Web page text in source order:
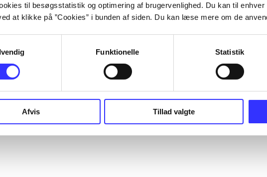
til besøgsstatistik og optimering af brugervenlighed. Du kan til
at klikke på ”Cookies” i bunden af siden. Du kan læse mere om de
Funktionelle Statistik
Afvis Tillad valgte
...
...